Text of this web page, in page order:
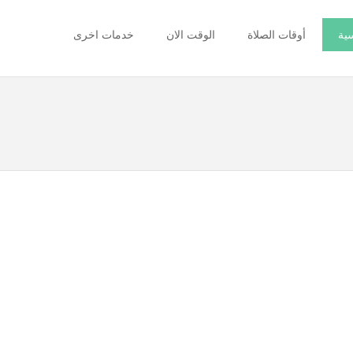
أوقات الصلاة الوقت الان خدمات اخرى